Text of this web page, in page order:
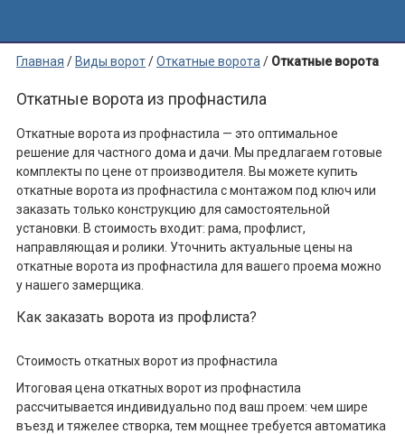
Главная / Виды ворот/Откатные ворота / Откатные ворота
Откатные ворота из профнастила
Откатные ворота из профнастила — это оптимальное
решение для частного дома и дачи. Мы предлагаем готовые
комплекты по цене от производителя. Вы можете купить
откатные ворота из профнастила с монтажом под ключ или
заказать только конструкцию для самостоятельной
установки. В стоимость входит: рама, профлист,
направляющая и ролики. Уточнить актуальные цены на
откатные ворота из профнастила для вашего проема можно
у нашего замерщика.
Как заказать ворота из профлиста?
Стоимость откатных ворот из профнастила
Итоговая цена откатных ворот из профнастила
рассчитывается индивидуально под ваш проем: чем шире
въезд и тяжелее створка, тем мощнее требуется автоматика